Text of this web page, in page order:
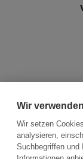
Wir
Wir setzen
analysieren,
Suchbegriffen und